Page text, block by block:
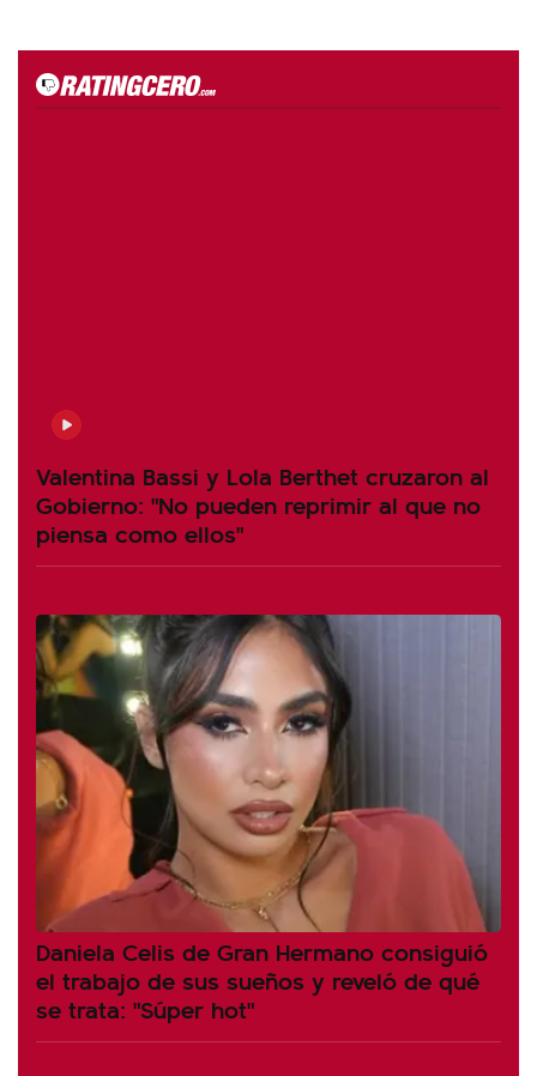
Valentina Bassi y Lola Berthet cruzaron al
Gobierno: "No pueden reprimir al que no
piensa como ellos"
Daniela Celis de Gran Hermano consiguió
el trabajo de sus sueños y reveló de qué
se trata: "Súper hot"